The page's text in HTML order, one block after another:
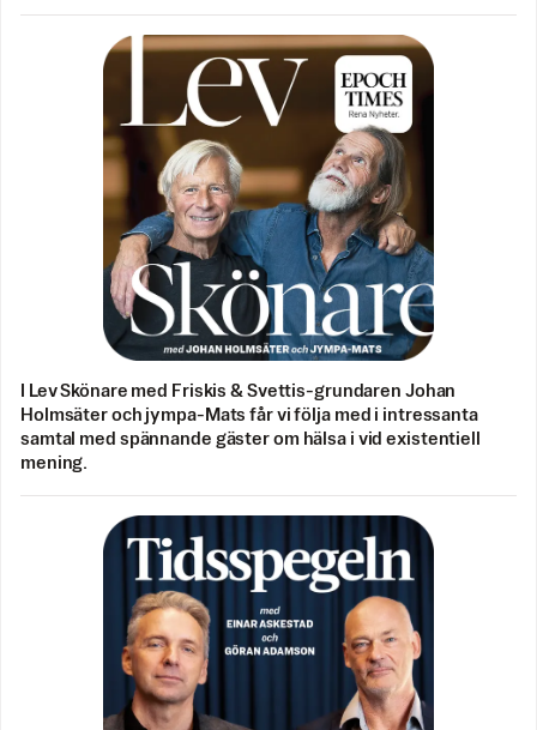
I Lev Skönare med Friskis & Svettis-grundaren Johan
Holmsäter och jympa-Mats får vi följa med i intressanta
samtal med spännande gäster om hälsa i vid existentiell
mening.